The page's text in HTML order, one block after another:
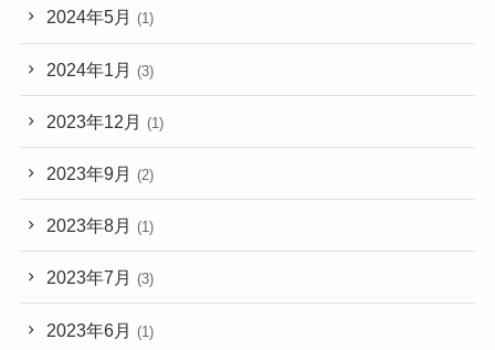
2024年5月 (1)
2024年1月 (3)
2023年12月 (1)
2023年9月 (2)
2023年8月 (1)
2023年7月 (3)
2023年6月 (1)